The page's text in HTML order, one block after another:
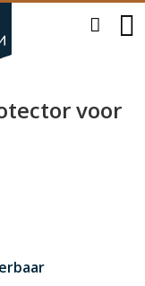
voor